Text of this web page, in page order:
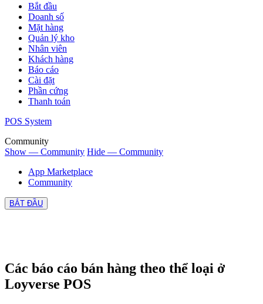
Bắt đầu
Doanh số
Mặt hàng
Quản lý kho
Nhân viên
Khách hàng
Báo cáo
Cài đặt
Phần cứng
Thanh toán
POS System
Community
Show — Community Hide — Community
App Marketplace
Community
BẮT ĐẦU
Các báo cáo bán hàng theo thể loại ở
Loyverse POS